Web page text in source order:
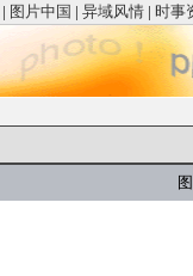
| 图片中国 | 异域风情 | 时事
图